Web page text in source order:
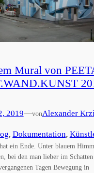
Mural von
2019—vonAlexander
, Dokumentation,
ein Ende. Unter blauem
bei den man lieber im
Tagen Bewegung in